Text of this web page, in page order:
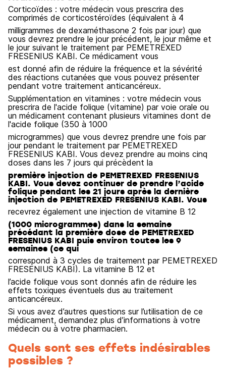
Corticoïdes : votre médecin vous prescrira des
comprimés de corticostéroïdes (équivalent à 4
milligrammes de dexaméthasone 2 fois par jour) que
vous devrez prendre le jour précédent, le jour même et
le jour suivant le traitement par PEMETREXED
FRESENIUS KABI. Ce médicament vous
est donné afin de réduire la fréquence et la sévérité
des réactions cutanées que vous pouvez présenter
pendant votre traitement anticancéreux.
Supplémentation en vitamines : votre médecin vous
prescrira de l'acide folique (vitamine) par voie orale ou
un médicament contenant plusieurs vitamines dont de
l'acide folique (350 à 1000
microgrammes) que vous devrez prendre une fois par
jour pendant le traitement par PEMETREXED
FRESENIUS KABI. Vous devez prendre au moins cinq
doses dans les 7 jours qui précèdent la
première injection de PEMETREXED FRESENIUS
KABI. Vous devez continuer de prendre l’acide
folique pendant les 21 jours après la dernière
injection de PEMETREXED FRESENIUS KABI. Vous
recevrez également une injection de vitamine B 12
(1000 microgrammes) dans la semaine
précédant la première dose de PEMETREXED
FRESENIUS KABI puis environ toutes les 9
semaines (ce qui
correspond à 3 cycles de traitement par PEMETREXED
FRESENIUS KABI). La vitamine B 12 et
l’acide folique vous sont donnés afin de réduire les
effets toxiques éventuels dus au traitement
anticancéreux.
Si vous avez d’autres questions sur l’utilisation de ce
médicament, demandez plus d’informations à votre
médecin ou à votre pharmacien.
Quels sont ses effets indésirables
possibles ?